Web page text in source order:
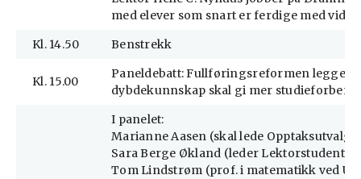
med elever som snart er ferdige med
Kl. 14.50
Benstrekk
Kl. 15.00
Paneldebatt: Fullføringsreformen legger
dybdekunnskap skal gi mer
I panelet:
Marianne Aasen (skal lede
Sara Berge Økland (leder
Tom Lindstrøm (prof. i matematikk ved